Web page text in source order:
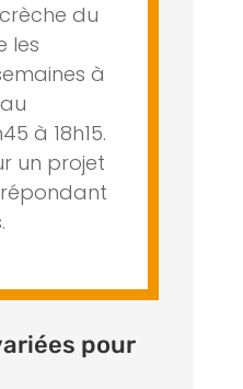
du
les
à
à 18h15.
un projet
pour